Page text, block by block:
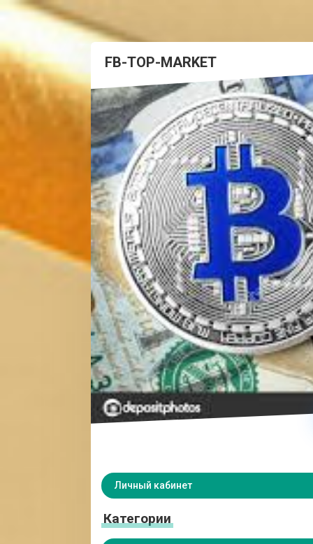
FB-TOP-MARKET
Личный кабинет
Категории